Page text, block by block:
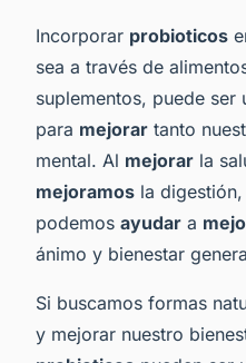
Incorporar probioticos
sea a través de
suplementos, puede ser
para mejorar tanto
mental. Al mejorar la
mejoramos la
podemos ayudar a
ánimo y bienestar
Si buscamos formas
y mejorar nuestro